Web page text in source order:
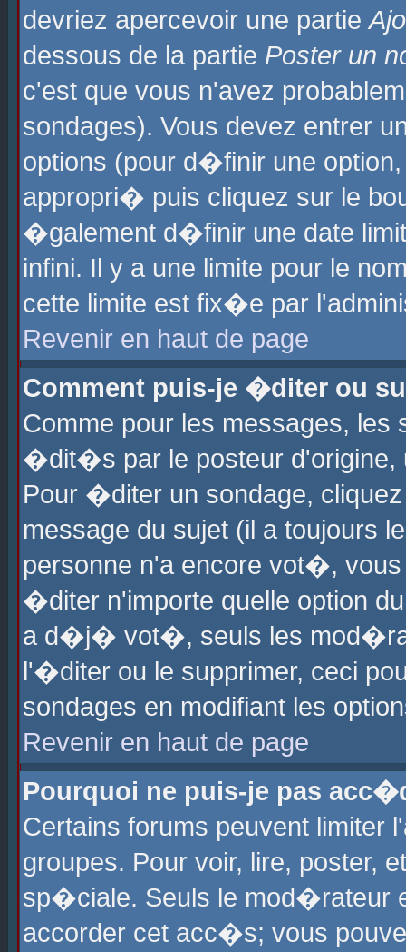
devriez apercevoir une partie
dessous de la partie Poster un
c'est que vous n'avez
sondages). Vous devez entrer
options (pour d�finir une
appropri� puis cliquez sur le
�galement d�finir une date
infini. Il y a une limite pour le
cette limite est fix�e par
Revenir en haut de page
Comment puis-je �diter ou
Comme pour les messages,
�dit�s par le posteur d'origine,
Pour �diter un sondage,
message du sujet (il a toujours
personne n'a encore vot�,
�diter n'importe quelle option
a d�j� vot�, seuls les
l'�diter ou le supprimer, ceci
sondages en modifiant les
Revenir en haut de page
Pourquoi ne puis-je pas
Certains forums peuvent
groupes. Pour voir, lire, poster,
sp�ciale. Seuls le mod�rateur
accorder cet acc�s; vous